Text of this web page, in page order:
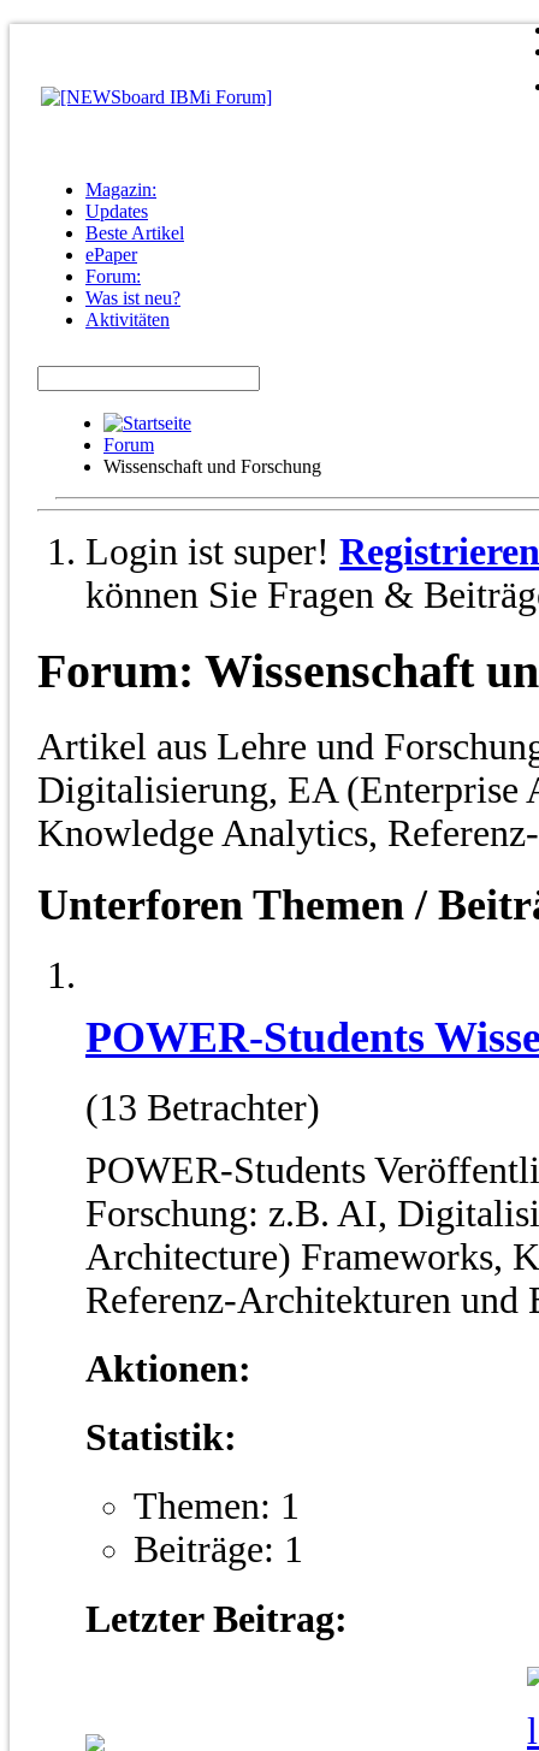
Magazin:
Updates
Beste Artikel
ePaper
Forum:
Was ist neu?
Aktivitäten
Forum
Wissenschaft und Forschung
Login ist super! Registrieren
können Sie Fragen &
Forum: Wissenschaft
Artikel aus Lehre und
Digitalisierung, EA (Enterprise
Knowledge Analytics,
Unterforen Themen /
POWER-Students
(13 Betrachter)
POWER-Students
Forschung: z.B. AI,
Architecture) Frameworks,
Referenz-Architekturen und
Aktionen:
Statistik:
Themen: 1
Beiträge: 1
Letzter Beitrag: